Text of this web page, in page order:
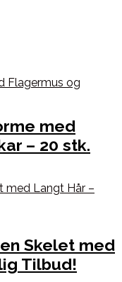
med
– 20 stk.
Skelet med
Tilbud!